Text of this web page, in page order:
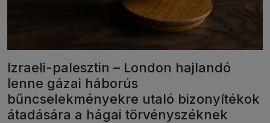
Izraeli-palesztin – London hajlandó
lenne gázai háborús
bűncselekményekre utaló bizonyítékok
átadására a hágai törvényszéknek